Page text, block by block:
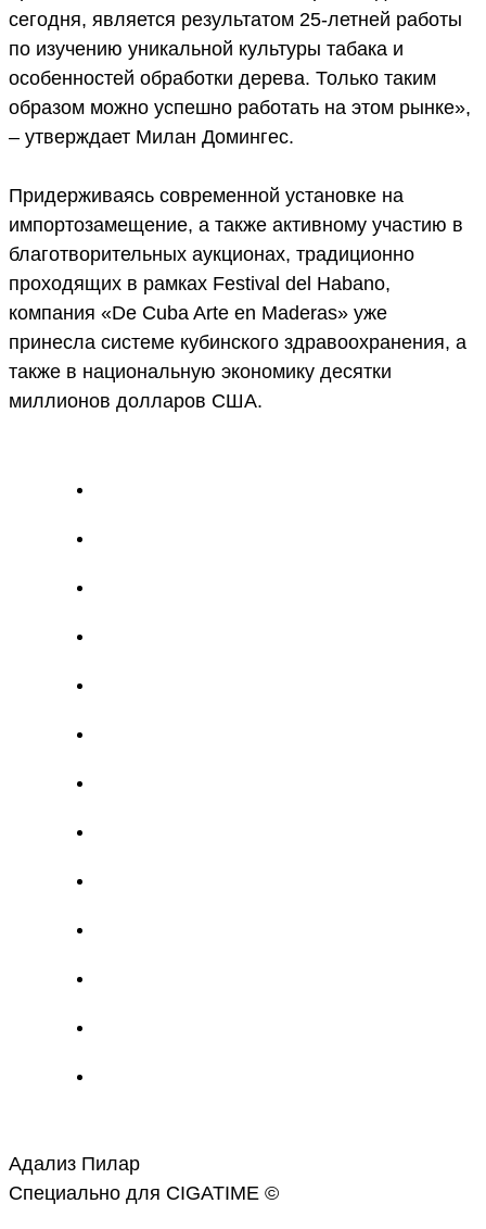
сегодня, является результатом 25-летней работы
по изучению уникальной культуры табака и
особенностей обработки дерева. Только таким
образом можно успешно работать на этом рынке»,
– утверждает Милан Домингес.
Придерживаясь современной установке на
импортозамещение, а также активному участию в
благотворительных аукционах, традиционно
проходящих в рамках Festival del Habano,
компания «De Cuba Arte en Maderas» уже
принесла системе кубинского здравоохранения, а
также в национальную экономику десятки
миллионов долларов США.
Адализ Пилар
Специально для CIGATIME ©